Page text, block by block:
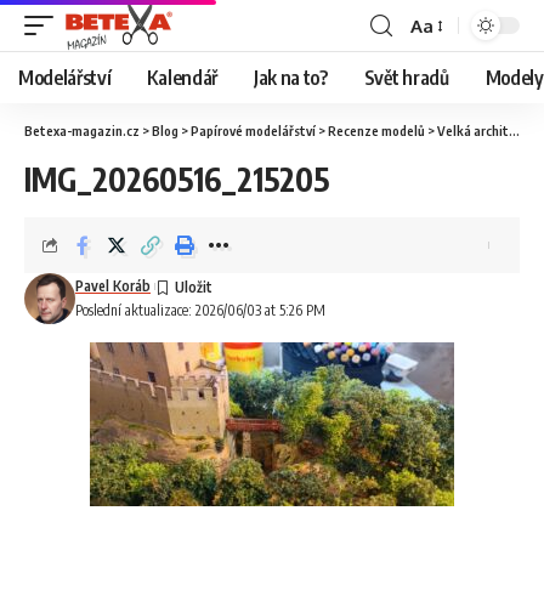
Aa
Modelářství Kalendář Jak na to? Svět hradů
Betexa-magazin.cz >Blog >Papírové modelářství >Recenze modelů >Velká architektura
IMG_20260516_215205
Poslední aktualizace: 2026/06/03 at 5:26 PM
Pavel Koráb